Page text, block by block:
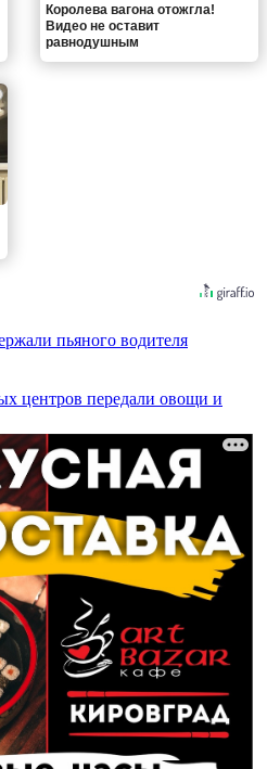
Королева вагона отожгла!
Видео не оставит
равнодушным
пьяного водителя
центров передали овощи и